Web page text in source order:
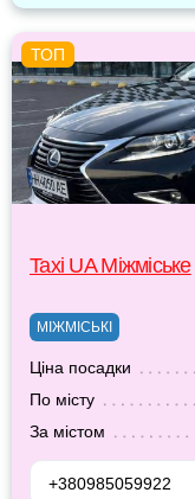
Taxi UA Міжміське
МІЖМІСЬКІ
Ціна посадки
По місту
За містом
+380985059922